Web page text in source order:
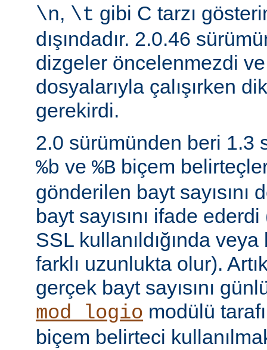
\n, \t gibi C tarzı
dışındadır. 2.0.46
dizgeler öncelenmezdi
dosyalarıyla çalışırken
gerekirdi.
2.0 sürümünden beri 1.3
%b ve %B biçem
gönderilen bayt sayısını
bayt sayısını ifade
SSL kullanıldığında
farklı uzunlukta olur).
gerçek bayt sayısını
mod_logio modülü
biçem belirteci